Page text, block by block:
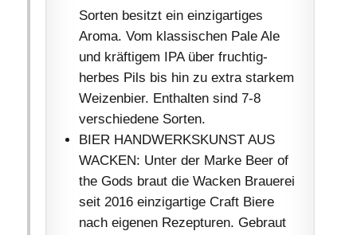
Sorten besitzt ein einzigartiges
Aroma. Vom klassischen Pale Ale
und kräftigem IPA über fruchtig-
herbes Pils bis hin zu extra starkem
Weizenbier. Enthalten sind 7-8
verschiedene Sorten.
BIER HANDWERKSKUNST AUS
WACKEN: Unter der Marke Beer of
the Gods braut die Wacken Brauerei
seit 2016 einzigartige Craft Biere
nach eigenen Rezepturen. Gebraut